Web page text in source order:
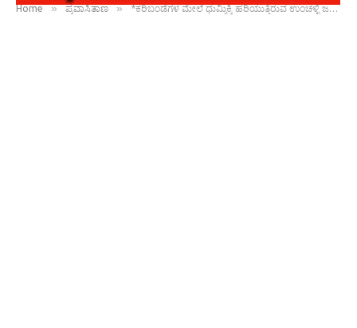
Home » ಪ್ರವಾಸಿತಾಣ » *ಕರಿಬಂಡೆಗಳ ಮೇಲೆ ಧುಮ್ಮಿಕ್ಕಿ ಹರಿಯುತ್ತಿರುವ ಉಂಚಳ್ಳಿ ಜಲಪಾತದ*